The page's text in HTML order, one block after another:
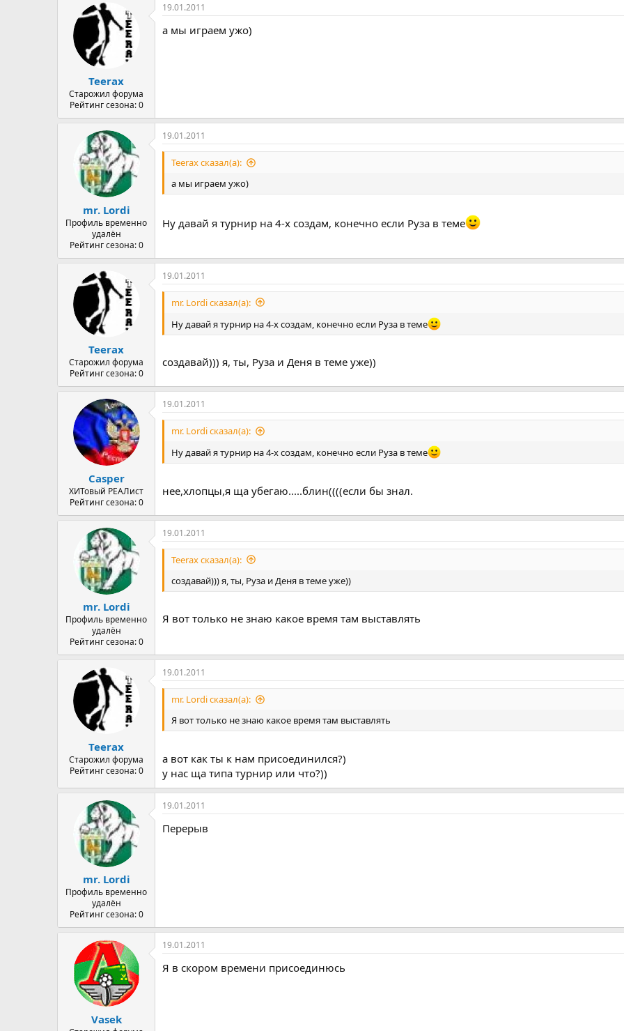
Teerax
Старожил форума
Рейтинг сезона: 0
19.01.2011
а мы играем ужо)
mr. Lordi
Профиль временно
удалён
Рейтинг сезона: 0
19.01.2011
Teerax сказал(а):
а мы играем ужо)
Ну давай я турнир на 4-х создам, конечно если Руза в теме
Teerax
Старожил форума
Рейтинг сезона: 0
19.01.2011
mr. Lordi сказал(а):
Ну давай я турнир на 4-х создам, конечно если Руза в теме
создавай))) я, ты, Руза и Деня в теме уже))
Casper
ХИТовый РЕАЛист
Рейтинг сезона: 0
19.01.2011
mr. Lordi сказал(а):
Ну давай я турнир на 4-х создам, конечно если Руза в теме
нее,хлопцы,я ща убегаю.....блин((((если бы знал.
mr. Lordi
Профиль временно
удалён
Рейтинг сезона: 0
19.01.2011
Teerax сказал(а):
создавай))) я, ты, Руза и Деня в теме уже))
Я вот только не знаю какое время там выставлять
Teerax
Старожил форума
Рейтинг сезона: 0
19.01.2011
mr. Lordi сказал(а):
Я вот только не знаю какое время там выставлять
а вот как ты к нам присоединился?)
у нас ща типа турнир или что?))
mr. Lordi
Профиль временно
удалён
Рейтинг сезона: 0
19.01.2011
Перерыв
Vasek
19.01.2011
Я в скором времени присоединюсь